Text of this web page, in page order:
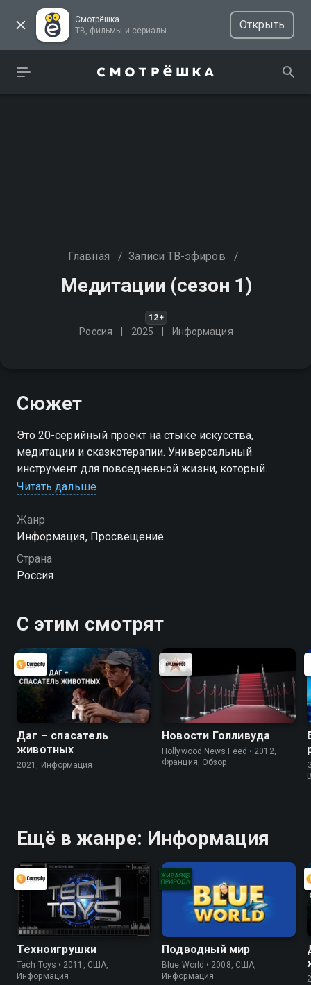
Смотрёшка
ТВ, фильмы и сериалы
Открыть
Главная / Записи ТВ-эфиров /
Медитации (сезон 1)
12+
Россия 2025 Информация
Сюжет
Это 20-серийный проект на стыке искусства,
медитации и сказкотерапии. Универсальный
инструмент для повседневной жизни, который
помогает всей семье прорабатывать эмоции,
Посмотреть онлайн 1 сезон сериала Медитации вы
можете совершенно бесплатно в хорошем HD
качестве на Смотрёшке
Читать дальше
Жанр
Информация, Просвещение
Страна
Россия
С этим смотрят
Даг – спасатель
животных
2021, Информация
Новости Голливуда
Hollywood News Feed • 2012,
Франция, Обзор
Ещё в жанре: Информация
Техноигрушки
Tech Toys • 2011, США,
Информация
Подводный мир
Blue World • 2008, США,
Информация